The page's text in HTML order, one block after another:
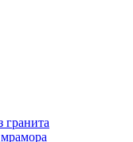
гранита